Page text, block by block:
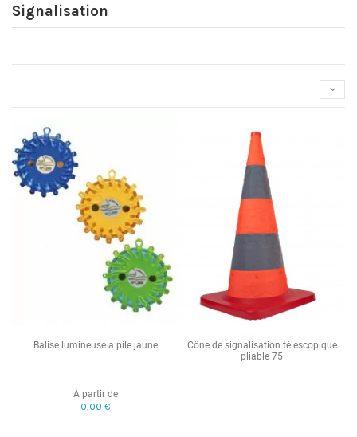
Signalisation
Balise lumineuse a pile jaune
À partir de
0,00 €
Cône de signalisation téléscopique
pliable 75